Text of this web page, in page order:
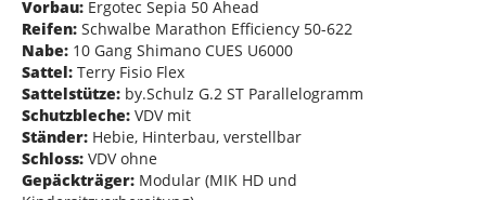
Vorbau: Ergotec Sepia 50 Ahead
Reifen: Schwalbe Marathon Efficiency 50-622
Nabe: 10 Gang Shimano CUES U6000
Sattel: Terry Fisio Flex
Sattelstütze: by.Schulz G.2 ST Parallelogramm
Schutzbleche: VDV mit
Ständer: Hebie, Hinterbau, verstellbar
Schloss: VDV ohne
Gepäckträger: Modular (MIK HD und